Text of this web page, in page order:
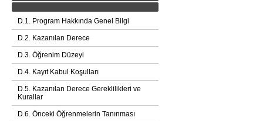
D.1. Program Hakkında Genel Bilgi
D.2. Kazanılan Derece
D.3. Öğrenim Düzeyi
D.4. Kayıt Kabul Koşulları
D.5. Kazanılan Derece Gereklilikleri ve
Kurallar
D.6. Önceki Öğrenmelerin Tanınması